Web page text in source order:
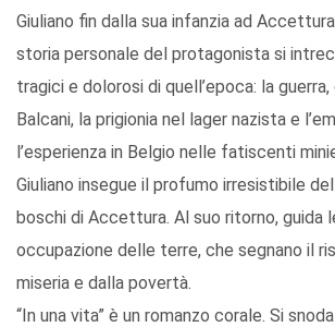
Giuliano fin dalla sua infanzia ad
storia personale del protagonista si
tragici e dolorosi di quell’epoca: la
Balcani, la prigionia nel lager nazista e
l’esperienza in Belgio nelle fatiscenti
Giuliano insegue il profumo irresistibile
boschi di Accettura. Al suo ritorno, guida
occupazione delle terre, che segnano il
miseria e dalla povertà.
“In una vita” è un romanzo corale. Si